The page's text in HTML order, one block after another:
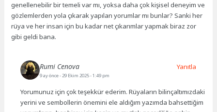
genellenebilir bir temeli var mı, yoksa daha çok kişisel deneyim ve
gözlemlerden yola çıkarak yapılan yorumlar mı bunlar? Sanki her
rüya ve her insan için bu kadar net çıkarımlar yapmak biraz zor
gibi geldi bana.
Rumi Cenova
9 ay önce- 29 Ekim 2025 - 1:49 pm
Yorumunuz için çok teşekkür ederim. Rüyaların bilinçaltımızdaki
yerini ve sembollerin önemini ele aldığım yazımda bahsettiğim
Yanıtla